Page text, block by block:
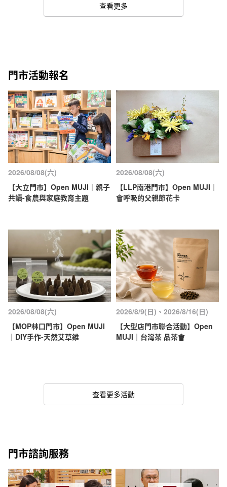
查看更多
門市活動報名
2026/08/08(六)
【大立門市】Open MUJI｜親子
共讀-食農與家庭教育主題
2026/08/08(六)
【LLP南港門市】Open MUJI｜
會呼吸的父親節花卡
2026/08/08(六)
【MOP林口門市】Open MUJI
｜DIY手作-天然艾草錐
2026/8/9(日)、2026/8/16(日)
【大型店門市聯合活動】Open
MUJI｜台灣茶 品茶會
查看更多活動
門市諮詢服務